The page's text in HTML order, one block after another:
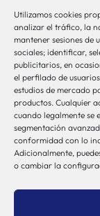
Utilizamos cookies
analizar el tráfico, la
mantener sesiones de
sociales; identificar,
publicitarios, en
el perfilado de
estudios de mercado
productos. Cualquier
cuando legalmente se
segmentación
conformidad con lo
Adicionalmente,
o cambiar la
bio-
944
Otros